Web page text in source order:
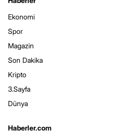
Ekonomi
Spor
Magazin
Son Dakika
Kripto
3.Sayfa
Dünya
Haberler.com